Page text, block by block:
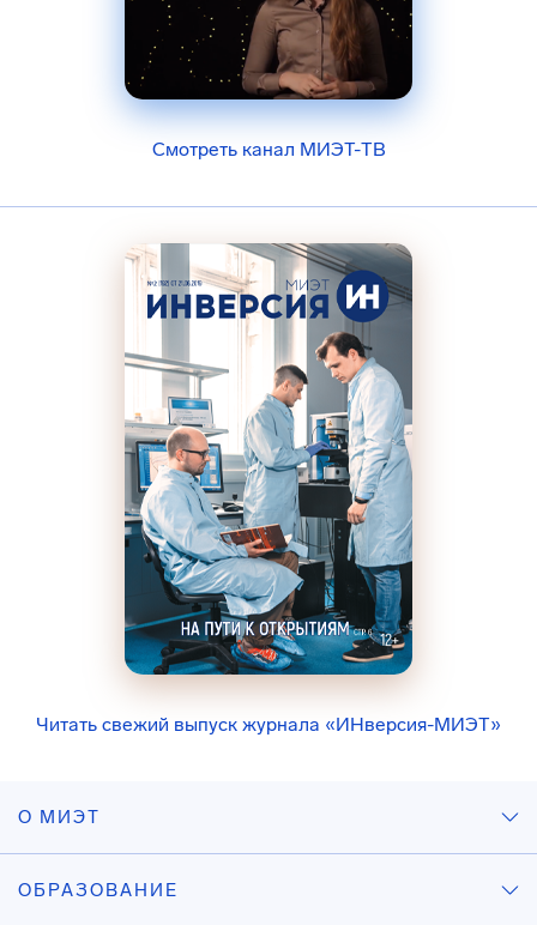
Смотреть канал МИЭТ-ТВ
Читать свежий выпуск журнала «ИНверсия-МИЭТ»
О МИЭТ
ОБРАЗОВАНИЕ